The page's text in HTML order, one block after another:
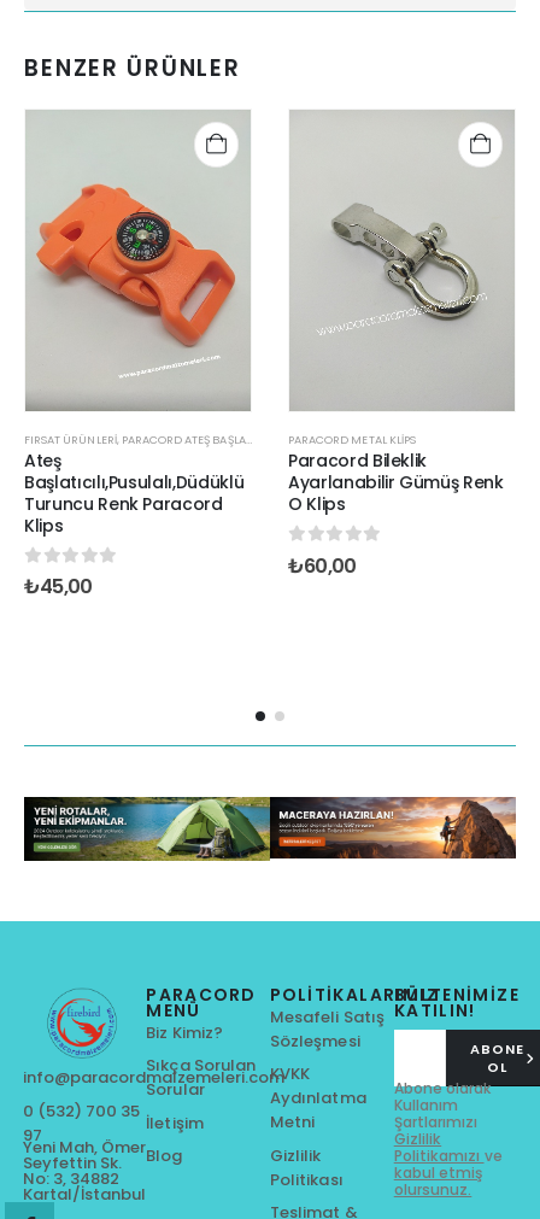
BENZER ÜRÜNLER
FIRSAT ÜRÜNLERİ, PARACORD ATEŞ BAŞLATICI KLIPSLER ,PARACORD PUSULA VE TERMOMETRE
Ateş
Başlatıcılı,Pusulalı,Düdüklü
Turuncu Renk Paracord
Klips
0 out of 5
₺45,00
PARACORD METAL KLIPS
Paracord Bileklik
Ayarlanabilir Gümüş Renk
O Klips
0 out of 5
₺60,00
info@paracordmalzemeleri.com
0 (532) 700 35
97
Yeni Mah, Ömer
Seyfettin Sk.
No: 3, 34882
Kartal/İstanbul
BÜLTENİMİZE
KATILIN!
ABONE
OL
Abone olarak
Kullanım
Şartlarımızı
Gizlilik
Politikamızı ve
kabul etmiş
olursunuz.
PARACORD
MENÜ
Biz Kimiz?
Sıkça Sorulan
Sorular
İletişim
Blog
POLITIKALARIMIZ
Mesafeli Satış
Sözleşmesi
KVKK
Aydınlatma
Metni
Gizlilik
Politikası
Teslimat &